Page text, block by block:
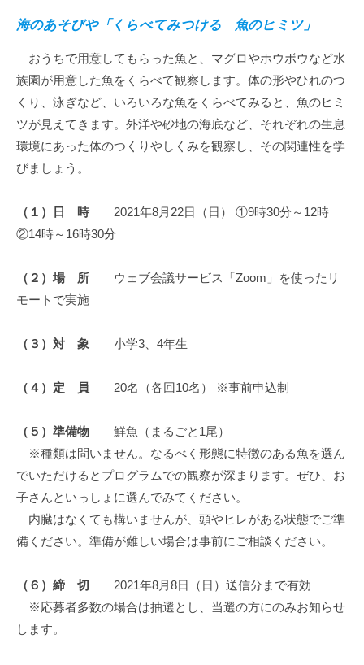
海のあそびや「くらべてみつける 魚のヒミツ」
おうちで用意してもらった魚と、マグロやホウボウなど水
族園が用意した魚をくらべて観察します。体の形やひれのつ
くり、泳ぎなど、いろいろな魚をくらべてみると、魚のヒミ
ツが見えてきます。外洋や砂地の海底など、それぞれの生息
環境にあった体のつくりやしくみを観察し、その関連性を学
びましょう。
（１）日 時 2021年8月22日（日） ①9時30分～12時
②14時～16時30分
（２）場 所 ウェブ会議サービス「Zoom」を使ったリ
モートで実施
（３）対 象 小学3、4年生
（４）定 員 20名（各回10名） ※事前申込制
（５）準備物 鮮魚（まるごと1尾）
※種類は問いません。なるべく形態に特徴のある魚を選ん
でいただけるとプログラムでの観察が深まります。ぜひ、お
子さんといっしょに選んでみてください。
内臓はなくても構いませんが、頭やヒレがある状態でご準
備ください。準備が難しい場合は事前にご相談ください。
（６）締 切 2021年8月8日（日）送信分まで有効
※応募者多数の場合は抽選とし、当選の方にのみお知らせ
します。